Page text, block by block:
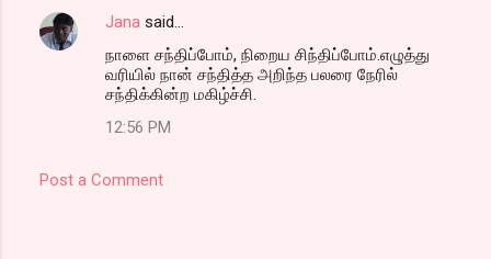
Jana said…
நாளை சந்திப்போம், நிறைய சிந்திப்போம்.எழுத்து
வரியில் நான் சந்தித்த அறிந்த பலரை நேரில்
சந்திக்கின்ற மகிழ்ச்சி.
12:56 PM
Post a Comment